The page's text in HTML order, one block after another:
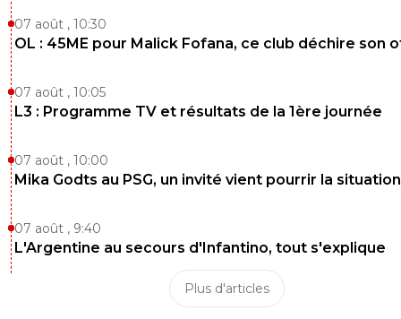
07 août , 10:30
OL : 45ME pour Malick Fofana, ce club déchire son
07 août , 10:05
L3 : Programme TV et résultats de la 1ère journée
07 août , 10:00
Mika Godts au PSG, un invité vient pourrir la situation
07 août , 9:40
L'Argentine au secours d'Infantino, tout s'explique
Plus d'articles